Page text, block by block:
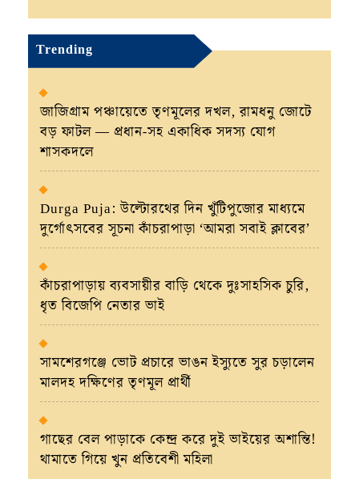
Trending
জাজিগ্রাম পঞ্চায়েতে তৃণমূলের দখল, রামধনু জোটে
বড় ফাটল — প্রধান-সহ একাধিক সদস্য যোগ
শাসকদলে
Durga Puja: উল্টোরথের দিন খুঁটিপুজোর মাধ্যমে
দুর্গোৎসবের সূচনা কাঁচরাপাড়া ‘আমরা সবাই ক্লাবের’
কাঁচরাপাড়ায় ব্যবসায়ীর বাড়ি থেকে দুঃসাহসিক চুরি,
ধৃত বিজেপি নেতার ভাই
সামশেরগঞ্জে ভোট প্রচারে ভাঙন ইস্যুতে সুর চড়ালেন
মালদহ দক্ষিণের তৃণমূল প্রার্থী
গাছের বেল পাড়াকে কেন্দ্র করে দুই ভাইয়ের অশান্তি!
থামাতে গিয়ে খুন প্রতিবেশী মহিলা